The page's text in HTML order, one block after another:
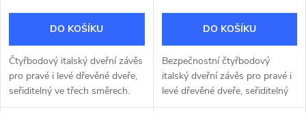
DO KOŠÍKU
Čtyřbodový italský dveřní závěs
pro pravé i levé dřevěné dveře,
seřiditelný ve třech směrech.
DO KOŠÍKU
Bezpečnostní čtyřbodový
italský dveřní závěs pro pravé i
levé dřevěné dveře, seřiditelný
ve třech směrech.